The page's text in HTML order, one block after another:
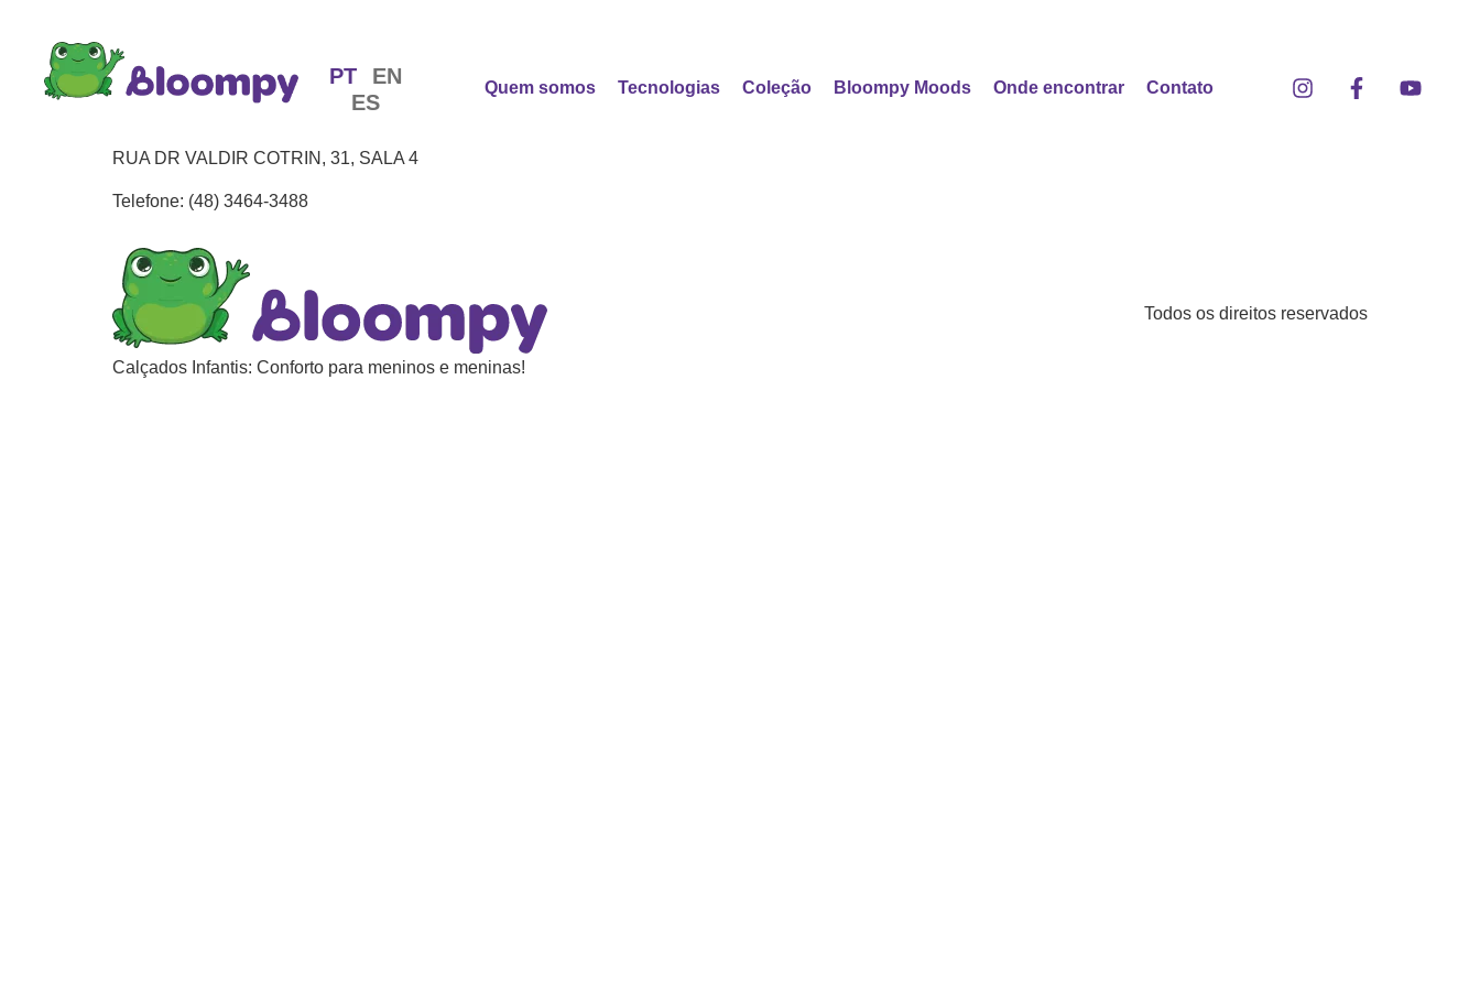
PT
EN
ES
Quem somos Tecnologias Coleção Bloompy Moods Onde encontrar Contato
RUA DR VALDIR COTRIN, 31, SALA 4
Telefone: (48) 3464-3488
Calçados Infantis: Conforto para meninos e meninas!
Todos os direitos reservados